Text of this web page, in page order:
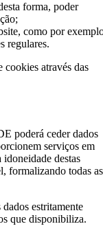
forma, poder
como por
regulares.
cookies através das
poderá ceder dados
serviços em
destas
formalizando todas as
estritamente
que disponibiliza.